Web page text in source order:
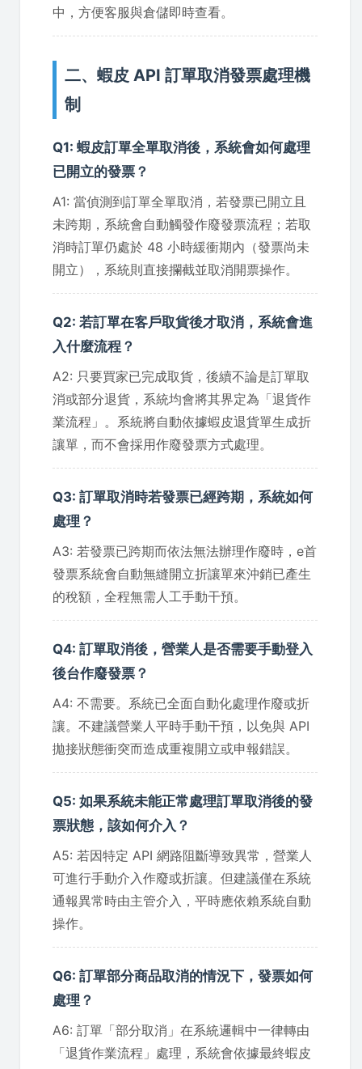
中，方便客服與倉儲即時查看。
二、蝦皮 API 訂單取消發票處理機
制
Q1: 蝦皮訂單全單取消後，系統會如何處理
已開立的發票？
A1: 當偵測到訂單全單取消，若發票已開立且
未跨期，系統會自動觸發作廢發票流程；若取
消時訂單仍處於 48 小時緩衝期內（發票尚未
開立），系統則直接攔截並取消開票操作。
Q2: 若訂單在客戶取貨後才取消，系統會進
入什麼流程？
A2: 只要買家已完成取貨，後續不論是訂單取
消或部分退貨，系統均會將其界定為「退貨作
業流程」。系統將自動依據蝦皮退貨單生成折
讓單，而不會採用作廢發票方式處理。
Q3: 訂單取消時若發票已經跨期，系統如何
處理？
A3: 若發票已跨期而依法無法辦理作廢時，e首
發票系統會自動無縫開立折讓單來沖銷已產生
的稅額，全程無需人工手動干預。
Q4: 訂單取消後，營業人是否需要手動登入
後台作廢發票？
A4: 不需要。系統已全面自動化處理作廢或折
讓。不建議營業人平時手動干預，以免與 API
拋接狀態衝突而造成重複開立或申報錯誤。
Q5: 如果系統未能正常處理訂單取消後的發
票狀態，該如何介入？
A5: 若因特定 API 網路阻斷導致異常，營業人
可進行手動介入作廢或折讓。但建議僅在系統
通報異常時由主管介入，平時應依賴系統自動
操作。
Q6: 訂單部分商品取消的情況下，發票如何
處理？
A6: 訂單「部分取消」在系統邏輯中一律轉由
「退貨作業流程」處理，系統會依據最終蝦皮